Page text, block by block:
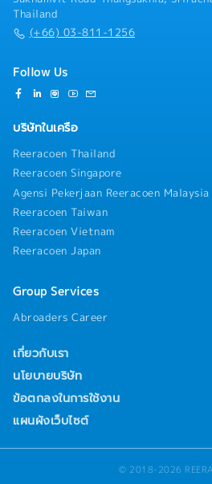
Thailand
(+66) 03-811-1256
Follow Us
บริษัทในเครือ
Reeracoen Thailand
Reeracoen Singapore
Agensi Pekerjaan Reeracoen Malaysia
Reeracoen Taiwan
Reeracoen Vietnam
Reeracoen Japan
Group Services
Abroaders Career
เกี่ยวกับเรา
นโยบายบริษัท
ข้อตกลงในการใช้งาน
แผนผังเว็บไซต์
© 2018-2026